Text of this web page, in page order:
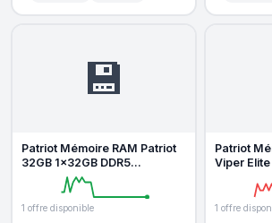
💾
Patriot Mémoire RAM Patriot
32GB 1x32GB DDR5
6000MHz CL28 Dissipateur
XMP ECC
1 offre disponible
Patriot
Viper
2x16Go
CL32 RG
1 offre